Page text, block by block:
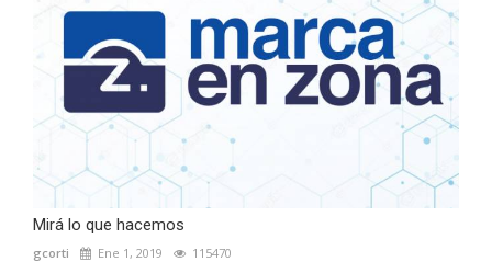
Mirá lo que hacemos
gcorti Ene 1, 2019 115470